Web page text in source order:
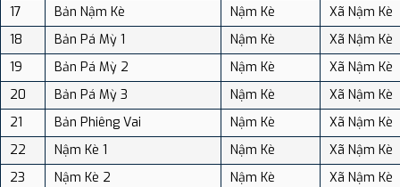
17
Bản Nậm Kè Nậm Kè
Xã Nậm Kè
18
Bản Pá Mỳ 1 Nậm Kè
Xã Nậm Kè
19
Bản Pá Mỳ 2 Nậm Kè
Xã Nậm Kè
20
Bản Pá Mỳ 3 Nậm Kè
Xã Nậm Kè
21
Bản Phiêng Vai Nậm Kè
Xã Nậm Kè
22
Nậm Kè 1 Nậm Kè
Xã Nậm Kè
23
Nậm Kè 2 Nậm Kè
Xã Nậm Kè